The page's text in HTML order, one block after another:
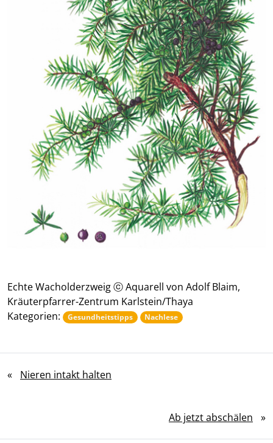
Echte Wacholderzweig ⓒ Aquarell von Adolf Blaim,
Kräuterpfarrer-Zentrum Karlstein/Thaya
Kategorien:
Gesundheitstipps Nachlese
« Nieren intakt halten
Ab jetzt abschälen »